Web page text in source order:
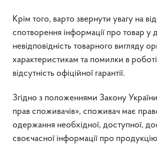
Крім того, варто звернути увагу на
спотворення інформації про товар у
невідповідність товарного вигляду
характеристикам та помилки в
відсутність офіційної гарантії.
Згідно з положеннями Закону
прав споживачів», споживач має
одержання необхідної, доступної,
своєчасної інформації про